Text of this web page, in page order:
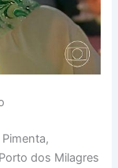
dos Milagres